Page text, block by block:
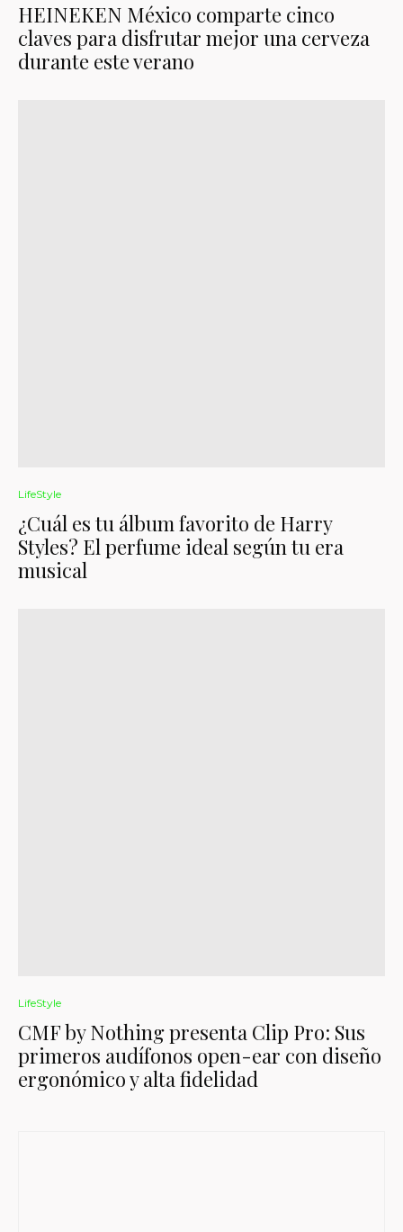
HEINEKEN México comparte cinco
claves para disfrutar mejor una cerveza
durante este verano
LifeStyle
¿Cuál es tu álbum favorito de Harry
Styles? El perfume ideal según tu era
musical
LifeStyle
CMF by Nothing presenta Clip Pro: Sus
primeros audífonos open-ear con diseño
ergonómico y alta fidelidad